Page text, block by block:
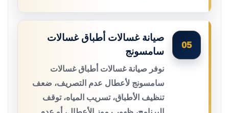
05
صيانة غسالات أطباق غسالات
سامسونج
نوفر صيانة غسالات أطباق غسالات
سامسونج لأعطال عدم التصريف، ضعف
تنظيف الأطباق، تسريب المياه، توقف